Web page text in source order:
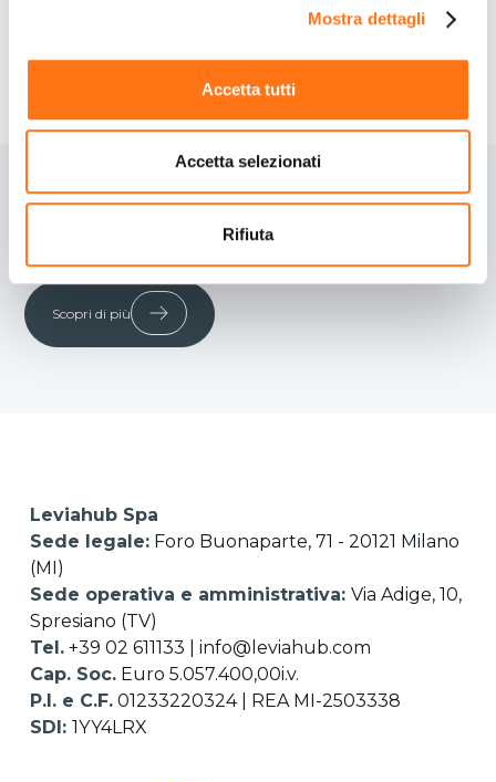
Mostra dettagli
Accetta tutti
Accetta selezionati
Rifiuta
Scopri tutti i nostri servizi
Scopri di più
Leviahub Spa
Sede legale: Foro Buonaparte, 71 - 20121 Milano
(MI)
Sede operativa e amministrativa: Via Adige, 10,
Spresiano (TV)
Tel. +39 02 611133 |info@leviahub.com
Cap. Soc. Euro 5.057.400,00i.v.
P.I. e C.F. 01233220324 | REA MI-2503338
SDI:1YY4LRX